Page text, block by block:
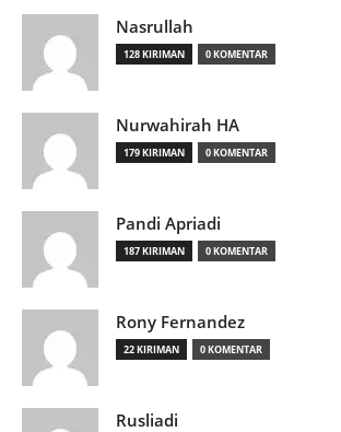
Nasrullah
128 KIRIMAN 0 KOMENTAR
Nurwahirah HA
179 KIRIMAN 0 KOMENTAR
Pandi Apriadi
187 KIRIMAN 0 KOMENTAR
Rony Fernandez
22 KIRIMAN 0 KOMENTAR
Rusliadi